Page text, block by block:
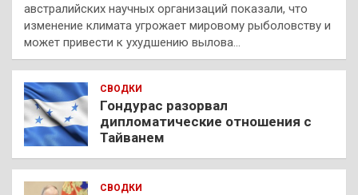
австралийских научных организаций показали, что
изменение климата угрожает мировому рыболовству и
может привести к ухудшению вылова…
СВОДКИ
Гондурас разорвал
дипломатические отношения с
Тайванем
СВОДКИ